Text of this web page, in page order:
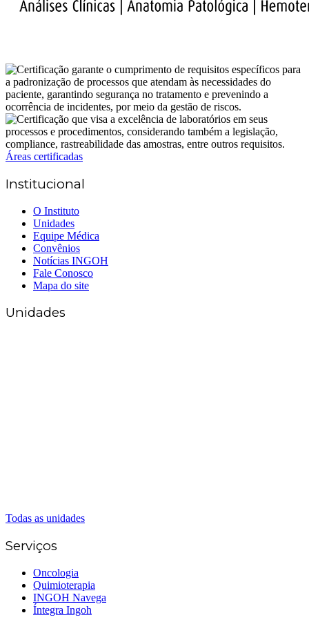
Áreas certificadas
Institucional
O Instituto
Unidades
Equipe Médica
Convênios
Notícias INGOH
Fale Conosco
Mapa do site
Unidades
Todas as unidades
Serviços
Oncologia
Quimioterapia
INGOH Navega
Íntegra Ingoh